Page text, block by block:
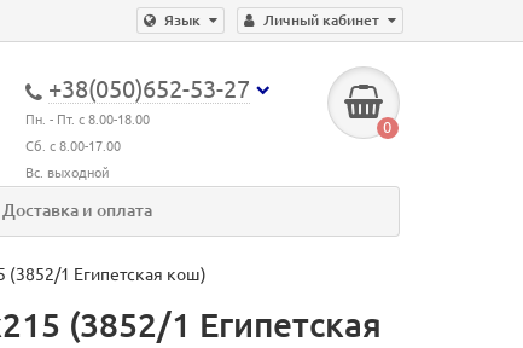
Личный кабинет
Язык
+38(050)652-53-27
Пн. - Пт. с 8.00-18.00
Сб. с 8.00-17.00
Вс. выходной
0
Доставка и оплата
(3852/1 Египетская кош)
(3852/1 Египетская